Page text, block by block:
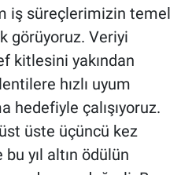
iş süreçlerimizin temel
görüyoruz. Veriyi
kitlesini yakından
hızlı uyum
hedefiyle çalışıyoruz.
üste üçüncü kez
yıl altın ödülün